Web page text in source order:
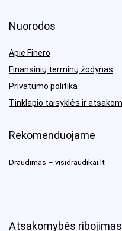
Nuorodos
Apie Finero
Finansinių terminų žodynas
Privatumo politika
Tinklapio taisyklės ir
Rekomenduojame
Draudimas – visidraudikai.lt
Atsakomybės ribojimas